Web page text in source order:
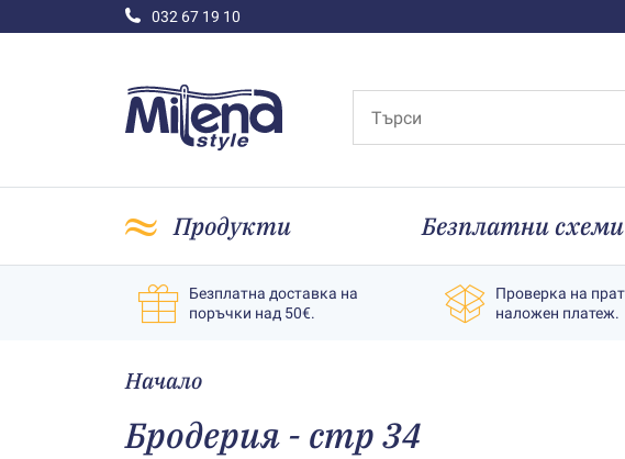
032 67 19 10
Продукти Безплатни схеми
Безплатна доставка на
поръчки над 50€.
Проверка на
наложен платеж.
Начало
Бродерия - стр 34